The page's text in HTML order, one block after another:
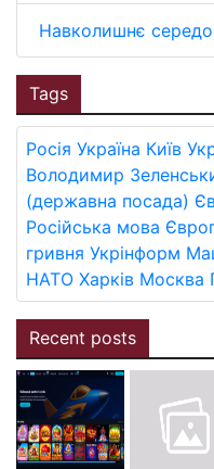
Навколишнє
Tags
Росія Україна Київ
Володимир
(державна посада)
Російська мова
гривня Укрінформ
НАТО Харків Москва
Recent posts